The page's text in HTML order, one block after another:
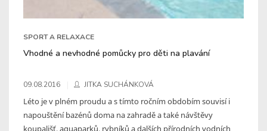
SPORT A RELAXACE
Vhodné a nevhodné pomůcky pro děti na plavání
09.08.2016 JITKA SUCHÁNKOVÁ
Léto je v plném proudu a s tímto ročním obdobím souvisí i
napouštění bazénů doma na zahradě a také návštěvy
koupališť, aquaparků, rybníků a dalších přírodních vodních